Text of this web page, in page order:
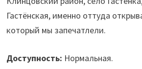
Гастёнская, именно оттуда
который мы запечатлели.
Доступность: Нормальная.